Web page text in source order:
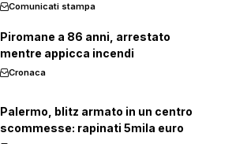
Comunicati stampa
Piromane a 86 anni, arrestato
mentre appicca incendi
Cronaca
Palermo, blitz armato in un centro
scommesse: rapinati 5mila euro